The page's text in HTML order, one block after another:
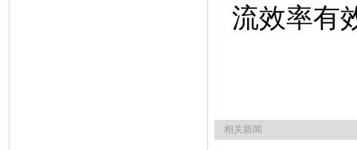
流效率
相关新闻